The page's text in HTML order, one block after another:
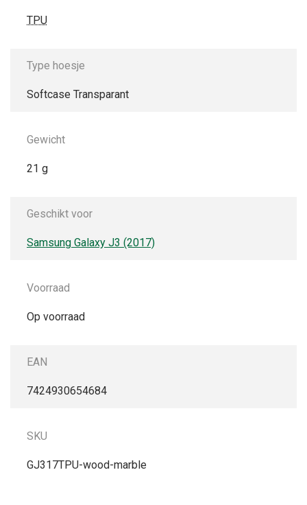
TPU
Type hoesje
Softcase Transparant
Gewicht
21 g
Geschikt voor
Samsung Galaxy J3 (2017)
Voorraad
Op voorraad
EAN
7424930654684
SKU
GJ317TPU-wood-marble